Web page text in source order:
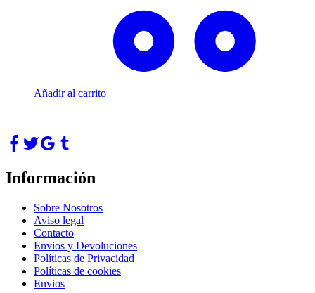
Añadir al carrito
Información
Sobre Nosotros
Aviso legal
Contacto
Envios y Devoluciones
Políticas de Privacidad
Políticas de cookies
Envios